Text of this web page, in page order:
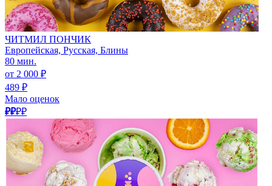
ЧИТМИЛ ПОНЧИК
Европейская, Русская, Блины
80 мин.
от 2 000 ₽
489 ₽
Мало оценок
₽₽₽₽